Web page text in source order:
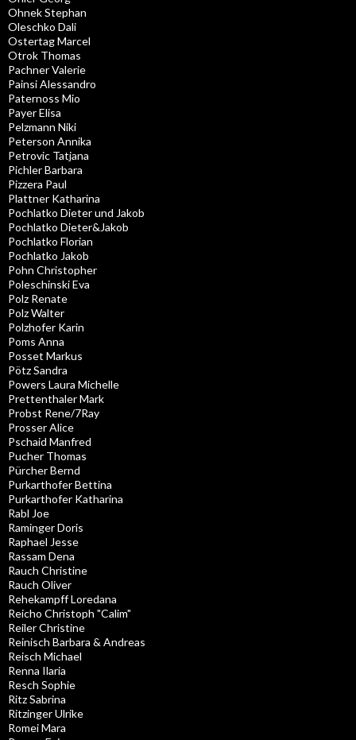
Ohnek Stephan
Oleschko Dali
Ostertag Marcel
Otrok Thomas
Pachner Valerie
Painsi Alessandro
Paternoss Mio
Payer Elisa
Pelzmann Niki
Peterson Annika
Petrovic Tatjana
Pichler Barbara
Pizzera Paul
Plattner Katharina
Pochlatko Dieter und Jakob
Pochlatko Dieter&Jakob
Pochlatko Florian
Pochlatko Jakob
Pohn Christopher
Poleschinski Eva
Polz Renate
Polz Walter
Polzhofer Karin
Poms Anna
Posset Markus
Pötz Sandra
Powers Laura Michelle
Prettenthaler Mark
Probst Rene/7Ray
Prosser Alice
Pschaid Manfred
Pucher Thomas
Pürcher Bernd
Purkarthofer Bettina
Purkarthofer Katharina
Rabl Joe
Raminger Doris
Raphael Jesse
Rassam Dena
Rauch Christine
Rauch Oliver
Rehekampff Loredana
Reicho Christoph "Calim"
Reiler Christine
Reinisch Barbara & Andreas
Reisch Michael
Renna Ilaria
Resch Sophie
Ritz Sabrina
Ritzinger Ulrike
Romei Mara